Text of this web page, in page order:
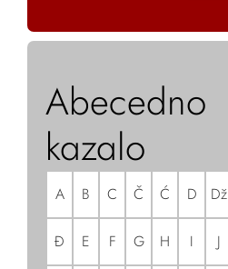
Abecedno
kazalo
A B C Č Ć D Dž
Đ E F G H I J